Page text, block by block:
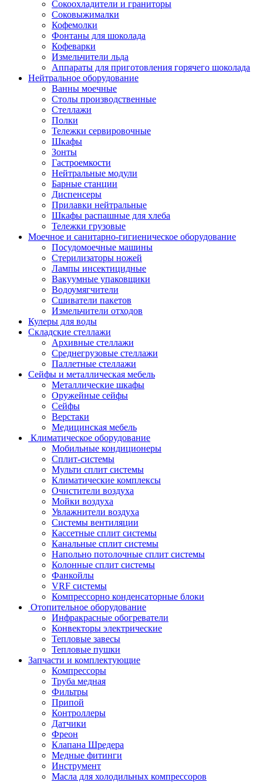
Сокоохладители и граниторы
Соковыжималки
Кофемолки
Фонтаны для шоколада
Кофеварки
Измельчители льда
Аппараты для приготовления горячего шоколада
Нейтральное оборудование
Ванны моечные
Столы производственные
Стеллажи
Полки
Тележки сервировочные
Шкафы
Зонты
Гастроемкости
Нейтральные модули
Барные станции
Диспенсеры
Прилавки нейтральные
Шкафы распашные для хлеба
Тележки грузовые
Моечное и санитарно-гигиеническое оборудование
Посудомоечные машины
Стерилизаторы ножей
Лампы инсектицидные
Вакуумные упаковщики
Водоумягчители
Сшиватели пакетов
Измельчители отходов
Кулеры для воды
Складские стеллажи
Архивные стеллажи
Среднегрузовые стеллажи
Паллетные стеллажи
Сейфы и металлическая мебель
Металлические шкафы
Оружейные сейфы
Сейфы
Верстаки
Медицинская мебель
Климатическое оборудование
Мобильные кондиционеры
Сплит-системы
Мульти сплит системы
Климатические комплексы
Очистители воздуха
Мойки воздуха
Увлажнители воздуха
Системы вентиляции
Кассетные сплит системы
Канальные сплит системы
Напольно потолочные сплит системы
Колонные сплит системы
Фанкойлы
VRF системы
Компрессорно конденсаторные блоки
Отопительное оборудование
Инфракрасные обогреватели
Конвекторы электрические
Тепловые завесы
Тепловые пушки
Запчасти и комплектующие
Компрессоры
Труба медная
Фильтры
Припой
Контроллеры
Датчики
Фреон
Клапана Шредера
Медные фитинги
Инструмент
Масла для холодильных компрессоров